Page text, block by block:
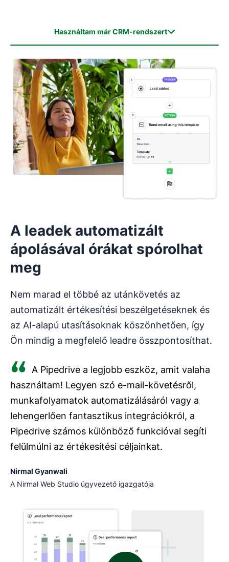
Használtam már CRM-rendszert
Használtam már CRM-rendszert
Még nem használtam CRM-rendszert
A leadek automatizált
ápolásával órákat spórolhat
meg
Nem marad el többé az utánkövetés az
automatizált értékesítési beszélgetéseknek és
az AI-alapú utasításoknak köszönhetően, így
Ön mindig a megfelelő leadre összpontosíthat.
A Pipedrive a legjobb eszköz, amit valaha
használtam! Legyen szó e-mail-követésről,
munkafolyamatok automatizálásáról vagy a
lehengerlően fantasztikus integrációkról, a
Pipedrive számos különböző funkcióval segíti
felülmúlni az értékesítési céljainkat.
Nirmal Gyanwali
A Nirmal Web Studio ügyvezető igazgatója